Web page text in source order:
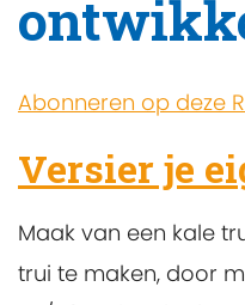
Abonneren op deze
Versier je
Maak van een kale
trui te maken, door